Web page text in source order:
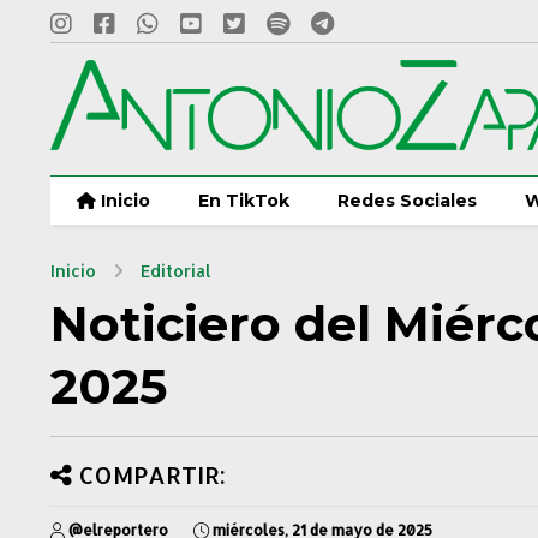
Inicio En TikTok Redes Sociales
Inicio Editorial
Noticiero del
2025
COMPARTIR:
@elreportero miércoles, 21 de mayo de 2025